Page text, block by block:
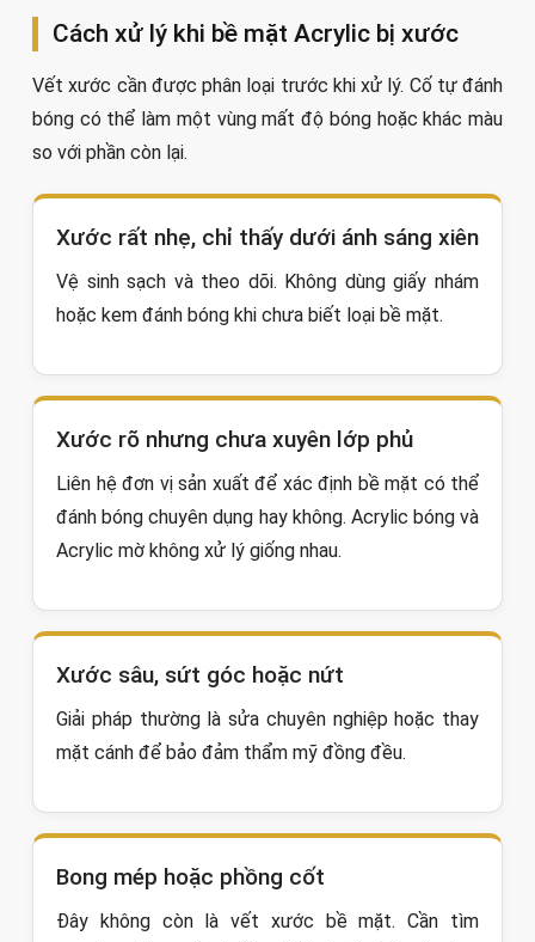
Cách xử lý khi bề mặt Acrylic bị xước
Vết xước cần được phân loại trước khi xử lý. Cố tự đánh
bóng có thể làm một vùng mất độ bóng hoặc khác màu
so với phần còn lại.
Xước rất nhẹ, chỉ thấy dưới ánh sáng xiên
Vệ sinh sạch và theo dõi. Không dùng giấy nhám
hoặc kem đánh bóng khi chưa biết loại bề mặt.
Xước rõ nhưng chưa xuyên lớp phủ
Liên hệ đơn vị sản xuất để xác định bề mặt có thể
đánh bóng chuyên dụng hay không. Acrylic bóng và
Acrylic mờ không xử lý giống nhau.
Xước sâu, sứt góc hoặc nứt
Giải pháp thường là sửa chuyên nghiệp hoặc thay
mặt cánh để bảo đảm thẩm mỹ đồng đều.
Bong mép hoặc phồng cốt
Đây không còn là vết xước bề mặt. Cần tìm